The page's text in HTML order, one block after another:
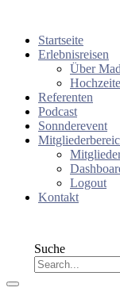
Startseite
Erlebnisreisen
Über
Referenten
Podcast
Sonnderevent
Logout
Kontakt
Suche